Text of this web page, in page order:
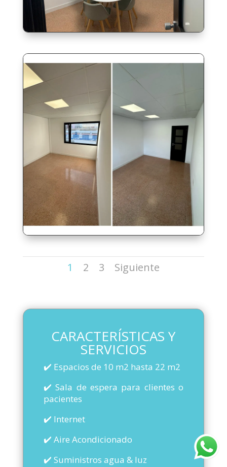
1 2 3 Siguiente
CARACTERÍSTICAS Y
SERVICIOS
✔️ Espacios de 10 m2 hasta 22 m2
✔️ Sala de espera para clientes o
pacientes
✔️ Internet
✔️ Aire Acondicionado
✔️ Suministros agua & luz